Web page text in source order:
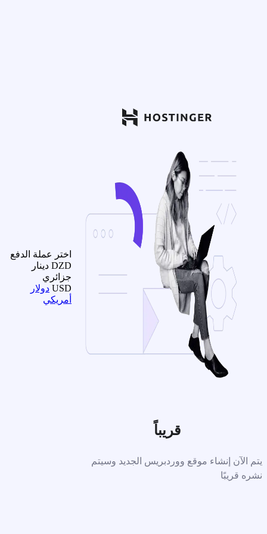
قريباً
يتم الآن إنشاء موقع ووردبريس الجديد وسيتم
نشره قريبًا
اختر عملة الدفع
DZD دينار
جزائري
USD دولار
أمريكي